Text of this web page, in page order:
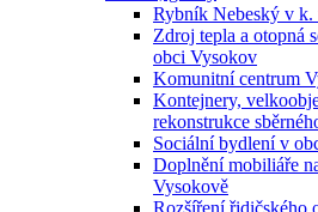
Rybník Nebeský v
Zdroj tepla a otopná
obci Vysokov
Komunitní centrum
Kontejnery,
rekonstrukce
Sociální bydlení v
Doplnění mobiliáře
Vysokově
Rozšíření řidičského